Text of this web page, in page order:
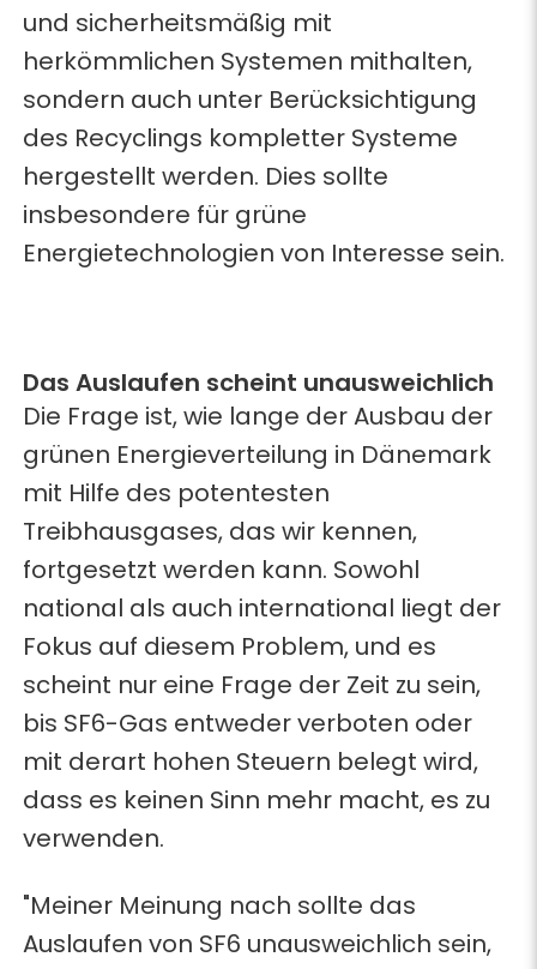
und sicherheitsmäßig mit
herkömmlichen Systemen mithalten,
sondern auch unter Berücksichtigung
des Recyclings kompletter Systeme
hergestellt werden. Dies sollte
insbesondere für grüne
Energietechnologien von Interesse sein.
Das Auslaufen scheint unausweichlich
Die Frage ist, wie lange der Ausbau der
grünen Energieverteilung in Dänemark
mit Hilfe des potentesten
Treibhausgases, das wir kennen,
fortgesetzt werden kann. Sowohl
national als auch international liegt der
Fokus auf diesem Problem, und es
scheint nur eine Frage der Zeit zu sein,
bis SF6-Gas entweder verboten oder
mit derart hohen Steuern belegt wird,
dass es keinen Sinn mehr macht, es zu
verwenden.
"Meiner Meinung nach sollte das
Auslaufen von SF6 unausweichlich sein,